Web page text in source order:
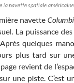
la navette spatiale
navette
La puissance
quelques
plus tard sur
revient de
une piste. C’est